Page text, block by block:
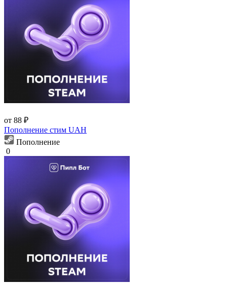
от 88 ₽
Пополнение стим UAH
Пополнение
0